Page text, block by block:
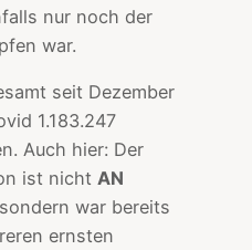
nur noch der
war.
seit Dezember
1.183.247
Auch hier: Der
ist nicht AN
war bereits
ernsten